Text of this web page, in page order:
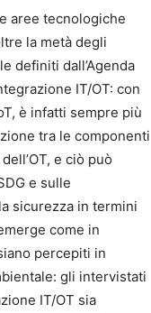
aree tecnologiche
la metà degli
definiti dall’Agenda
IT/OT: con
è infatti sempre più
tra le componenti
e ciò può
e sulle
sicurezza in termini
come in
percepiti in
gli intervistati
IT/OT sia